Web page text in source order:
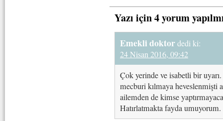
Yazı için 4 yorum
Emekli doktordedi ki:
24 Nisan 2016, 09:42
Çok yerinde ve isabetli bir uyarı.
mecburi kılmaya heveslenmişti
ailemden de kimse
Hatırlatmakta fayda umuyorum.